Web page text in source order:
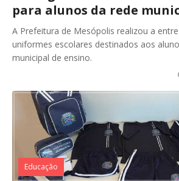
para alunos da rede
A Prefeitura de Mesópolis realizou a
uniformes escolares destinados aos
municipal de ensino.
Educação